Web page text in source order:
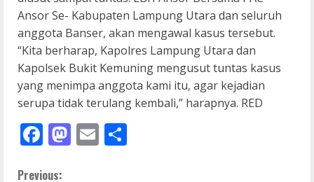
Ansor Se- Kabupaten Lampung Utara dan seluruh
anggota Banser, akan mengawal kasus tersebut.
“Kita berharap, Kapolres Lampung Utara dan
Kapolsek Bukit Kemuning mengusut tuntas kasus
yang menimpa anggota kami itu, agar kejadian
serupa tidak terulang kembali,” harapnya. RED
Facebook
Mastodon
Email
Previous: